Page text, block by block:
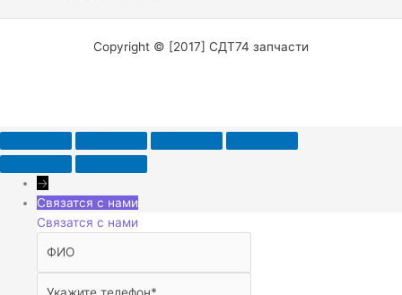
Copyright © [2017] СДТ74 запчасти
→
Связатся с нами
Связатся с нами